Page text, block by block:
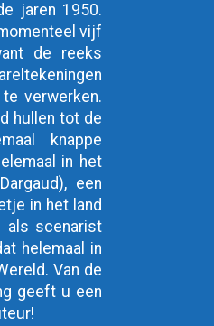
jaren 1950.
vijf
de reeks
verwerken.
hullen tot de
knappe
in het
een
in het land
als scenarist
helemaal in
Van de
geeft u een